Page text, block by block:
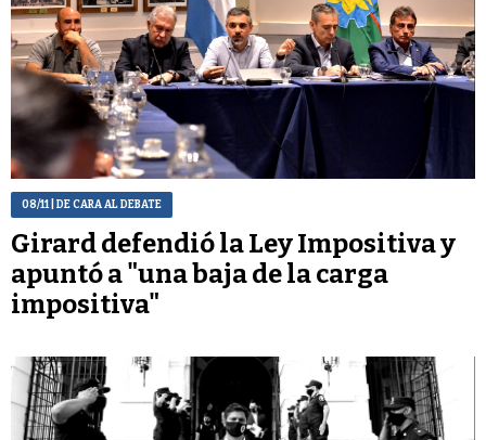
08/11| DE CARA AL DEBATE
Girard defendió la Ley Impositiva y
apuntó a "una baja de la carga
impositiva"